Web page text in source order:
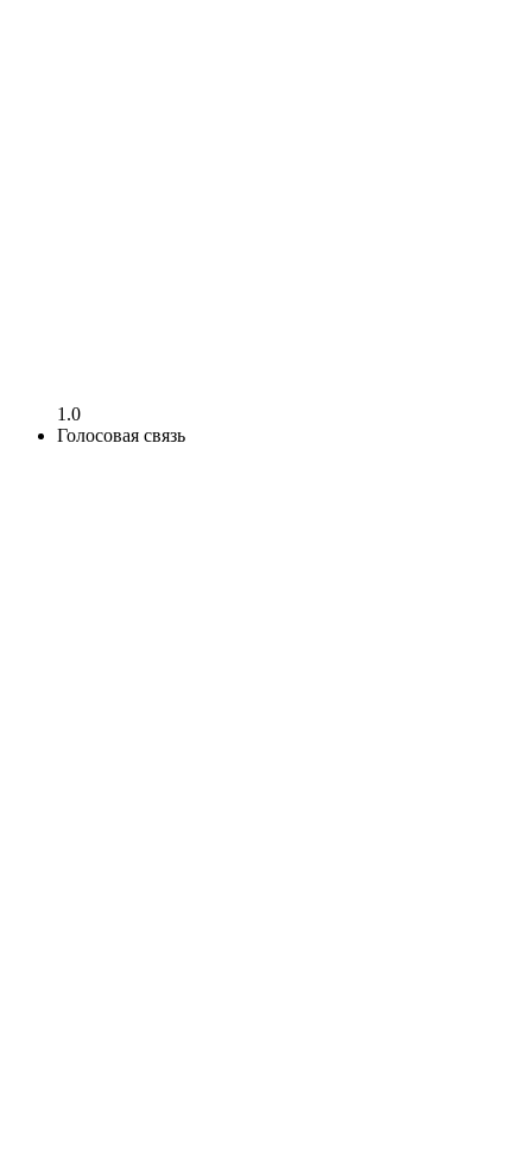
1.0
Голосовая связь